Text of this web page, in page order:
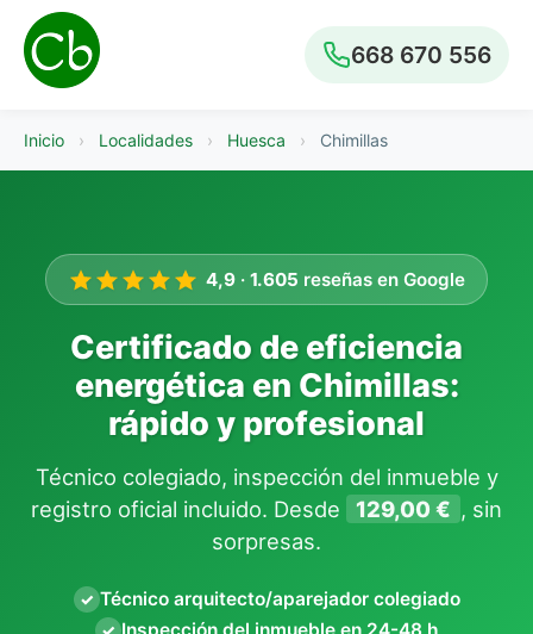
668 670 556
Inicio › Localidades › Huesca › Chimillas
4,9 · 1.605 reseñas en Google
Certificado de eficiencia
energética en Chimillas:
rápido y profesional
Técnico colegiado, inspección del inmueble y
registro oficial incluido. Desde
129,00 € , sin
sorpresas.
✓ Técnico arquitecto/aparejador colegiado
✓